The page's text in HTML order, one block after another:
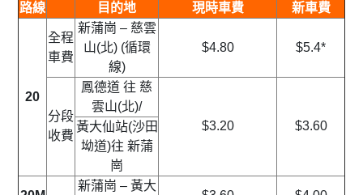
路線 目的地 現時車費 新車費
20
全程
車費
新蒲崗 – 慈雲
山(北) (循環
線)
$4.80 $5.4*
分段
收費
鳳德道 往 慈
雲山(北)/
$3.20
$3.60
黃大仙站(沙田
坳道)往 新蒲
崗
新蒲崗 – 黃大